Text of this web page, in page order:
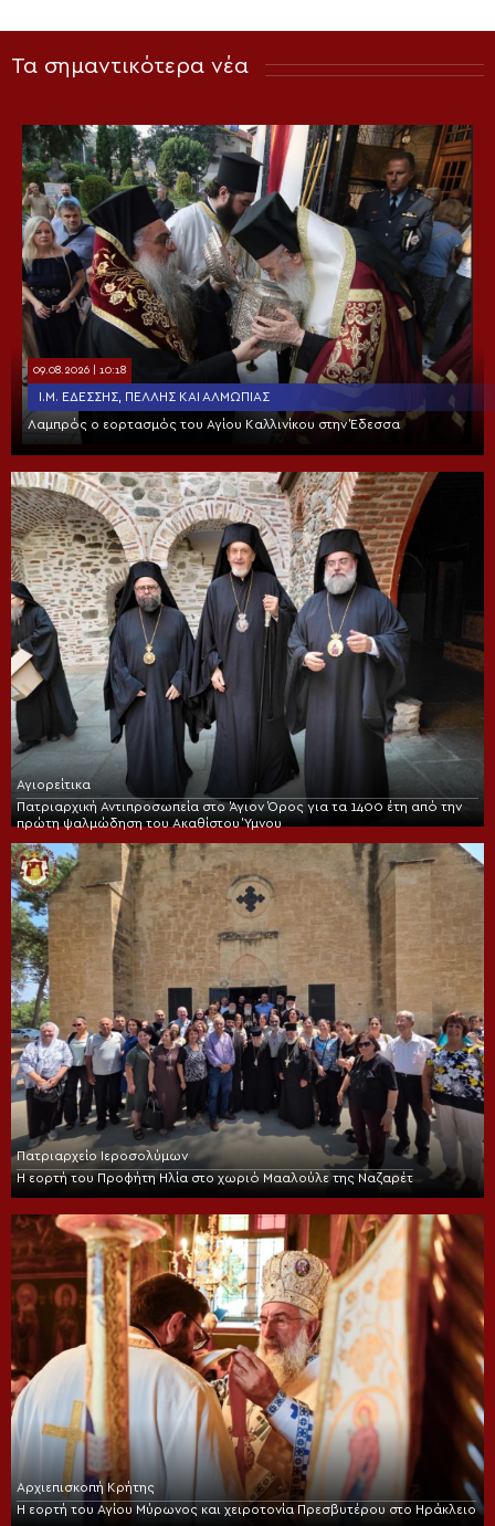
Τα σημαντικότερα νέα
09.08.2026 | 10:18
Ι.Μ. ΕΔΈΣΣΗΣ, ΠΈΛΛΗΣ ΚΑΙ ΑΛΜΩΠΊΑΣ
Λαμπρός ο εορτασμός του Αγίου Καλλινίκου στην Έδεσσα
Αγιορείτικα
Πατριαρχική Αντιπροσωπεία στο Άγιον Όρος για τα 1400 έτη από την
πρώτη ψαλμώδηση του Ακαθίστου Ύμνου
Πατριαρχείο Ιεροσολύμων
Η εορτή του Προφήτη Ηλία στο χωριό Μααλούλε της Ναζαρέτ
Αρχιεπισκοπή Κρήτης
Η εορτή του Αγίου Μύρωνος και χειροτονία Πρεσβυτέρου στο Ηράκλειο